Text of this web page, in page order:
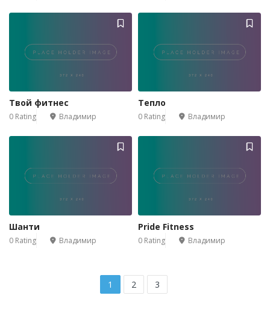
Твой фитнес
0 Rating Владимир
Тепло
0 Rating Владимир
Шанти
0 Rating Владимир
Pride Fitness
0 Rating Владимир
1 2 3